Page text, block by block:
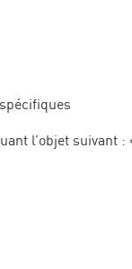
l’objet suivant :